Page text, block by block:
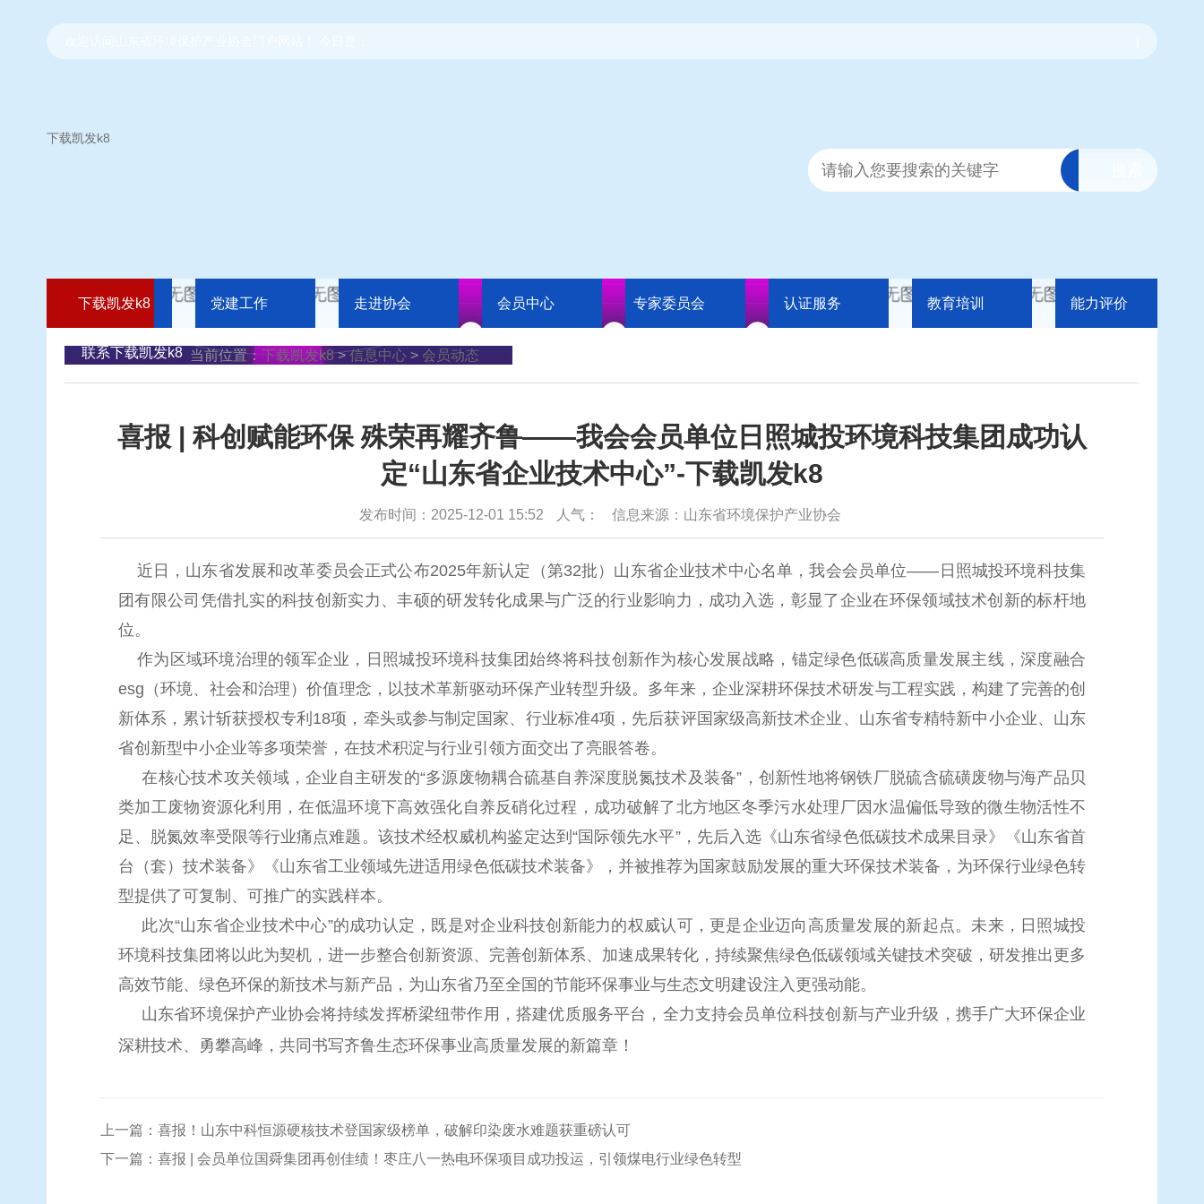
下载凯发k8
下载凯发k8 党建工作 走进协会 会员中心 专家委员会 认证服务 教育培训 能力评价
联系下载凯发k8 当前位置： 下载凯发k8>信息中心 > 会员动态
喜报 | 科创赋能环保 殊荣再耀齐鲁——我会会员单位日照城投环境科技集团成功认
定“山东省企业技术中心”-下载凯发k8
发布时间：2025-12-01 15:52 人气： 信息来源：山东省环境保护产业协会
近日，山东省发展和改革委员会正式公布2025年新认定（第32批）山东省企业技术中心名单，我会会员单位——日照城投环境科技集
团有限公司凭借扎实的科技创新实力、丰硕的研发转化成果与广泛的行业影响力，成功入选，彰显了企业在环保领域技术创新的标杆地
位。
作为区域环境治理的领军企业，日照城投环境科技集团始终将科技创新作为核心发展战略，锚定绿色低碳高质量发展主线，深度融合
esg （环境、社会和治理）价值理念，以技术革新驱动环保产业转型升级。多年来，企业深耕环保技术研发与工程实践，构建了完善的创
新体系，累计斩获授权专利 18项，牵头或参与制定国家、行业标准4项，先后获评国家级高新技术企业、山东省专精特新中小企业、山东
省创新型中小企业等多项荣誉，在技术积淀与行业引领方面交出了亮眼答卷。
在核心技术攻关领域，企业自主研发的“多源废物耦合硫基自养深度脱氮技术及装备”，创新性地将钢铁厂脱硫含硫磺废物与海产品贝
类加工废物资源化利用，在低温环境下高效强化自养反硝化过程，成功破解了北方地区冬季污水处理厂因水温偏低导致的微生物活性不
足、脱氮效率受限等行业痛点难题。该技术经权威机构鉴定达到“国际领先水平”，先后入选《山东省绿色低碳技术成果目录》《山东省首
台（套）技术装备》《山东省工业领域先进适用绿色低碳技术装备》，并被推荐为国家鼓励发展的重大环保技术装备，为环保行业绿色转
型提供了可复制、可推广的实践样本。
此次“山东省企业技术中心”的成功认定，既是对企业科技创新能力的权威认可，更是企业迈向高质量发展的新起点。未来，日照城投
环境科技集团将以此为契机，进一步整合创新资源、完善创新体系、加速成果转化，持续聚焦绿色低碳领域关键技术突破，研发推出更多
高效节能、绿色环保的新技术与新产品，为山东省乃至全国的节能环保事业与生态文明建设注入更强动能。
山东省环境保护产业协会将持续发挥桥梁纽带作用，搭建优质服务平台，全力支持会员单位科技创新与产业升级，携手广大环保企业
深耕技术、勇攀高峰，共同书写齐鲁生态环保事业高质量发展的新篇章！
上一篇：喜报！山东中科恒源硬核技术登国家级榜单，破解印染废水难题获重磅认可
下一篇：喜报 | 会员单位国舜集团再创佳绩！枣庄八一热电环保项目成功投运，引领煤电行业绿色转型